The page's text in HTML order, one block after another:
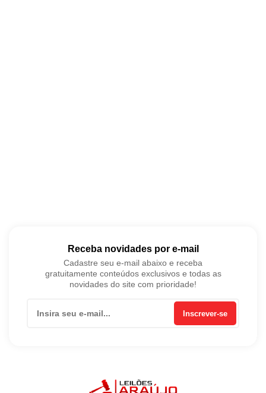
Receba novidades por e-mail
Cadastre seu e-mail abaixo e receba
gratuitamente conteúdos exclusivos e todas as
novidades do site com prioridade!
Inscrever-se